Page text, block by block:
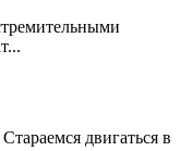
двигаться в